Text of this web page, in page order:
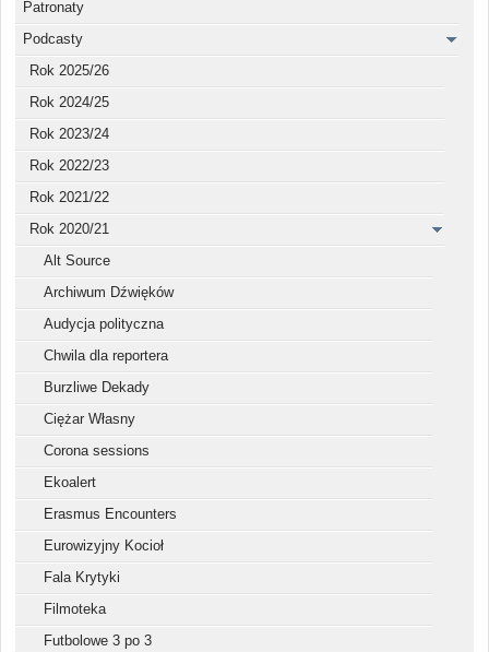
Patronaty
Podcasty
Rok 2025/26
Rok 2024/25
Rok 2023/24
Rok 2022/23
Rok 2021/22
Rok 2020/21
Alt Source
Archiwum Dźwięków
Audycja polityczna
Chwila dla reportera
Burzliwe Dekady
Ciężar Własny
Corona sessions
Ekoalert
Erasmus Encounters
Eurowizyjny Kocioł
Fala Krytyki
Filmoteka
Futbolowe 3 po 3